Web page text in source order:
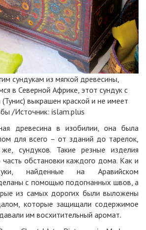
сундукам из мягкой древесины,
в Северной Африке, этот сундук с
выкрашен краской и не имеет
/Источник: islam.plus
древесина в изобилии, она была
для всего – от зданий до тарелок,
сундуков. Такие резные изделия
обстановки каждого дома. Как и
найденные на Аравийском
с помощью подогнанных швов, а
из самых дорогих были выложены
которые защищали содержимое
им восхитительный аромат.